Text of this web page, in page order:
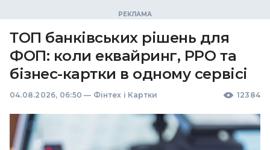
ТОП банківських рішень для
ФОП: коли еквайринг, РРО та
бізнес-картки в одному сервісі
04.08.2026, 06:50 — Фінтех і Картки 12384